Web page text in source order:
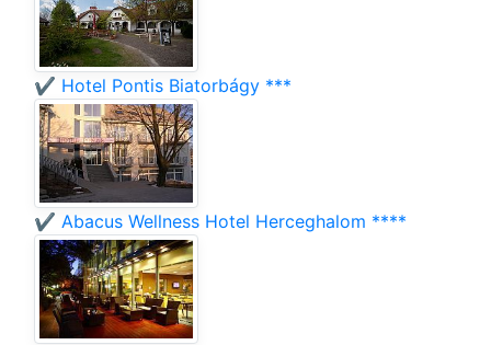
✔️ Hotel Pontis Biatorbágy ***
✔️ Abacus Wellness Hotel Herceghalom ****